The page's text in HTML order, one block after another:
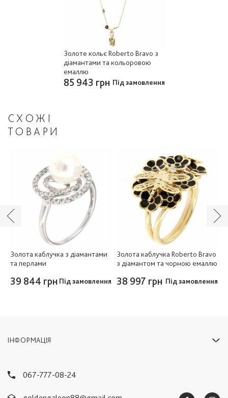
Золоте кольє Roberto Bravo з
діамантами та кольоровою
емаллю
85 943 грн Під замовлення
СХОЖІ
ТОВАРИ
Золота каблучка з діамантами
та перлами
39 844 грн Під замовлення
Золота каблучка Roberto Bravo
з діамантом та чорною емаллю
38 997 грн Під замовлення
ІНФОРМАЦІЯ
067-777-08-24